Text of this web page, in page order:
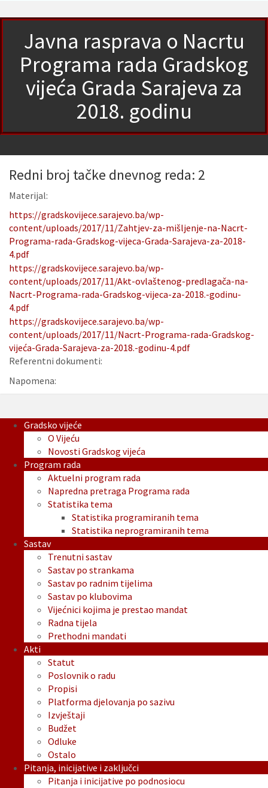
Javna rasprava o Nacrtu
Programa rada Gradskog
vijeća Grada Sarajeva za
2018. godinu
Redni broj tačke dnevnog reda: 2
Materijal:
https://gradskovijece.sarajevo.ba/wp-
content/uploads/2017/11/Zahtjev-za-mišljenje-na-Nacrt-
Programa-rada-Gradskog-vijeca-Grada-Sarajeva-za-2018-
4.pdf
https://gradskovijece.sarajevo.ba/wp-
content/uploads/2017/11/Akt-ovlaštenog-predlagača-na-
Nacrt-Programa-rada-Gradskog-vijeca-za-2018.-godinu-
4.pdf
https://gradskovijece.sarajevo.ba/wp-
content/uploads/2017/11/Nacrt-Programa-rada-Gradskog-
vijeća-Grada-Sarajeva-za-2018.-godinu-4.pdf
Referentni dokumenti:
Napomena:
Gradsko vijeće
O Vijeću
Novosti Gradskog vijeća
Program rada
Aktuelni program rada
Napredna pretraga Programa rada
Statistika tema
Statistika programiranih tema
Statistika neprogramiranih tema
Sastav
Trenutni sastav
Sastav po strankama
Sastav po radnim tijelima
Sastav po klubovima
Vijećnici kojima je prestao mandat
Radna tijela
Prethodni mandati
Akti
Statut
Poslovnik o radu
Propisi
Platforma djelovanja po sazivu
Izvještaji
Budžet
Odluke
Ostalo
Pitanja, inicijative i zaključci
Pitanja i inicijative po podnosiocu